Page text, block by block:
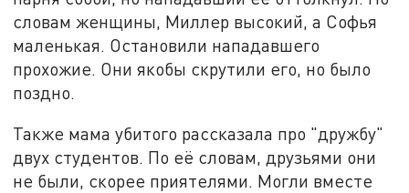
словам женщины, Миллер высокий, а Софья
маленькая. Остановили нападавшего
прохожие. Они якобы скрутили его, но было
поздно.
Также мама убитого рассказала про "дружбу"
двух студентов. По её словам, друзьями они
не были, скорее приятелями. Могли вместе